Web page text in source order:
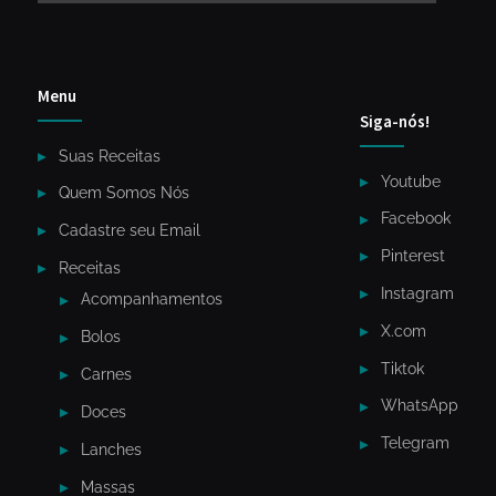
Menu
Suas Receitas
Quem Somos Nós
Cadastre seu Email
Receitas
Acompanhamentos
Bolos
Carnes
Doces
Lanches
Massas
Siga-nós!
Youtube
Facebook
Pinterest
Instagram
X.com
Tiktok
WhatsApp
Telegram